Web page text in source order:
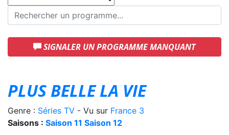
SIGNALER UN PROGRAMME MANQUANT
PLUS BELLE LA VIE
Genre : Séries TV - Vu sur France 3
Saisons : Saison 11 Saison 12